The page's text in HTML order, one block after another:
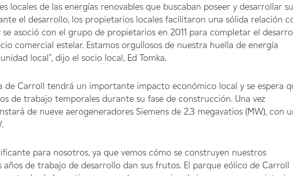
locales de las energías renovables que buscaban poseer y desarrollar su
el desarrollo, los propietarios locales facilitaron una sólida relación
asoció con el grupo de propietarios en 2011 para completar el
comercial estelar. Estamos orgullosos de nuestra huella de energía
local", dijo el socio local, Ed Tomka.
de Carroll tendrá un importante impacto económico local y se espera
de trabajo temporales durante su fase de construcción. Una vez
de nueve aerogeneradores Siemens de 2,3 megavatios (MW), con
para nosotros, ya que vemos cómo se construyen nuestros
de trabajo de desarrollo dan sus frutos. El parque eólico de Carroll